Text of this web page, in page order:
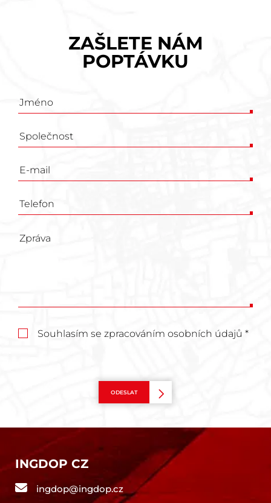
ZAŠLETE NÁM
POPTÁVKU
Poptávkový
Souhlasím se zpracováním osobních údajů *
ODESLAT
INGDOP CZ
ingdop@ingdop.cz